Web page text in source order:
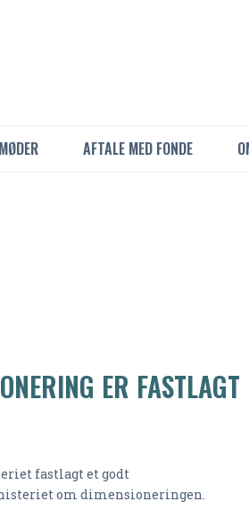
AFTALE MED FONDE
ER FASTLAGT
fastlagt et godt
om dimensioneringen.